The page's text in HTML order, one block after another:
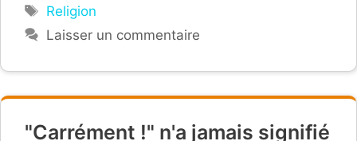
Étiquettes
Religion
Laisser un commentaire
"Carrément !" n'a jamais signifié